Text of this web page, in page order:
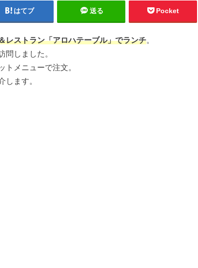
はてブ 送る Pocket
レストラン「アロハテーブル」でランチ。
問しました。
メニューで注文。
します。